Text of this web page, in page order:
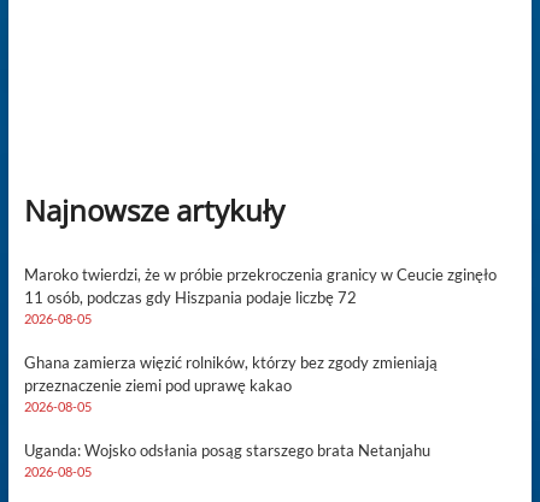
Najnowsze artykuły
Maroko twierdzi, że w próbie przekroczenia granicy w Ceucie zginęło
11 osób, podczas gdy Hiszpania podaje liczbę 72
2026-08-05
Ghana zamierza więzić rolników, którzy bez zgody zmieniają
przeznaczenie ziemi pod uprawę kakao
2026-08-05
Uganda: Wojsko odsłania posąg starszego brata Netanjahu
2026-08-05